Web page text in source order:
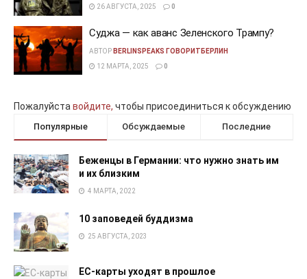
26 АВГУСТА, 2025
0
Суджа — как аванс Зеленского Трампу?
АВТОР BERLINSPEAKS ГОВОРИТБЕРЛИН
12 МАРТА, 2025
0
Пожалуйставойдите, чтобы присоединиться к обсуждению
Популярные Обсуждаемые Последние
Беженцы в Германии: что нужно знать им
и их близким
4 МАРТА, 2022
10 заповедей буддизма
25 АВГУСТА, 2023
EC-карты уходят в прошлое